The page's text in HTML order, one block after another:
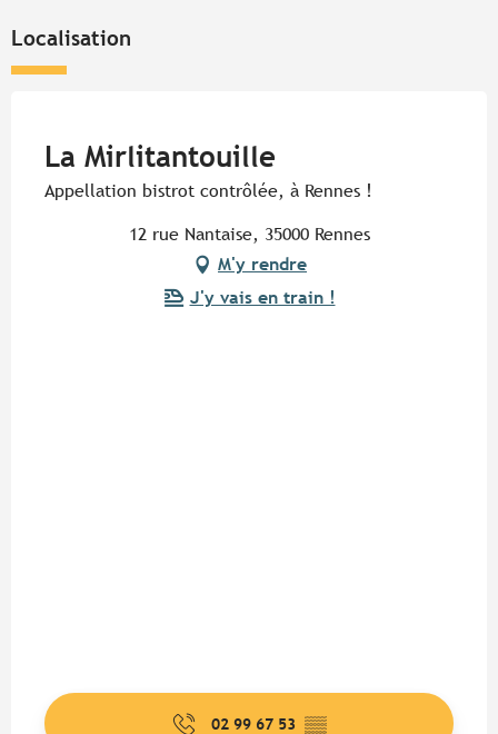
Localisation
La Mirlitantouille
Appellation bistrot contrôlée, à Rennes !
12 rue Nantaise, 35000 Rennes
M'y rendre
J'y vais en train !
02 99 67 53 ▒▒